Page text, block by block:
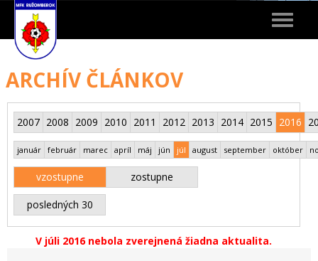
Toggle
ARCHÍV ČLÁNKOV
2007 2008 2009 2010 2011 2012 2013 2014 2015 2016
január február marec apríl máj jún júl august september október
vzostupne zostupne
posledných 30
V júli 2016 nebola zverejnená žiadna aktualita.